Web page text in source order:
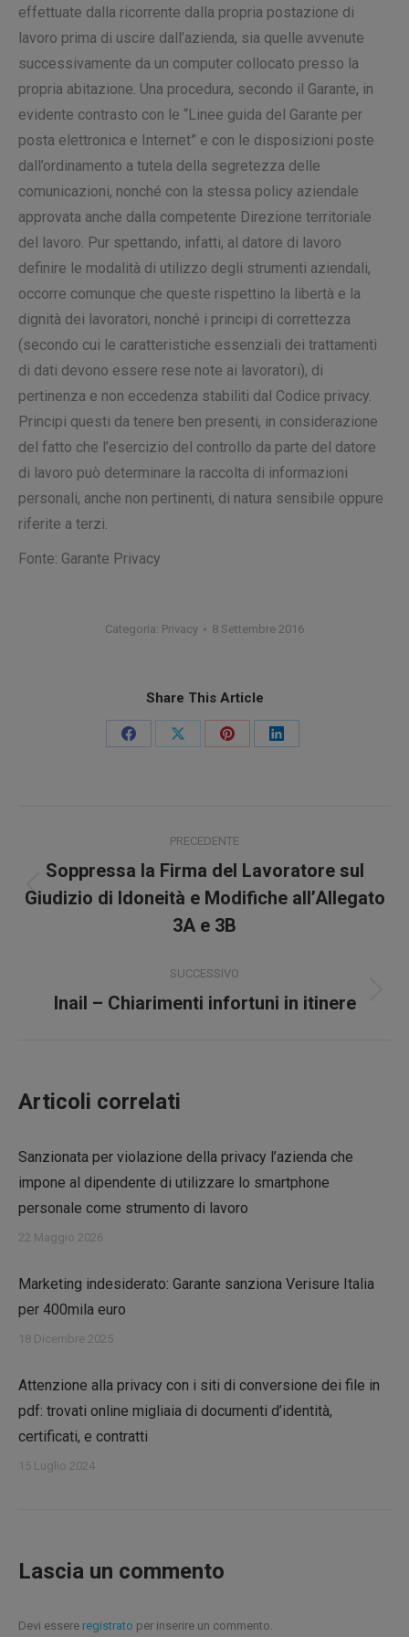
effettuate dalla ricorrente dalla propria postazione di
lavoro prima di uscire dall’azienda, sia quelle avvenute
successivamente da un computer collocato presso la
propria abitazione. Una procedura, secondo il Garante, in
evidente contrasto con le “Linee guida del Garante per
posta elettronica e Internet” e con le disposizioni poste
dall’ordinamento a tutela della segretezza delle
comunicazioni, nonché con la stessa policy aziendale
approvata anche dalla competente Direzione territoriale
del lavoro. Pur spettando, infatti, al datore di lavoro
definire le modalità di utilizzo degli strumenti aziendali,
occorre comunque che queste rispettino la libertà e la
dignità dei lavoratori, nonché i principi di correttezza
(secondo cui le caratteristiche essenziali dei trattamenti
di dati devono essere rese note ai lavoratori), di
pertinenza e non eccedenza stabiliti dal Codice privacy.
Principi questi da tenere ben presenti, in considerazione
del fatto che l’esercizio del controllo da parte del datore
di lavoro può determinare la raccolta di informazioni
personali, anche non pertinenti, di natura sensibile oppure
riferite a terzi.
Fonte: Garante Privacy
Categoria: Privacy 8 Settembre 2016
Share This Article
CondividiCondividiCondividiCondividi
tra
PRECEDENTE
Post
precedente:
Soppressa la Firma del Lavoratore sul
Giudizio di Idoneità e Modifiche all’Allegato
3A e 3B
SUCCESSIVO
Prossimo
Inail – Chiarimenti infortuni in itinere
Articoli correlati
Sanzionata per violazione della privacy l’azienda che
impone al dipendente di utilizzare lo smartphone
personale come strumento di lavoro
22 Maggio 2026
Marketing indesiderato: Garante sanziona Verisure Italia
per 400mila euro
18 Dicembre 2025
Attenzione alla privacy con i siti di conversione dei file in
pdf: trovati online migliaia di documenti d’identità,
certificati, e contratti
15 Luglio 2024
Lascia un commento
Devi essere registrato per inserire un commento.